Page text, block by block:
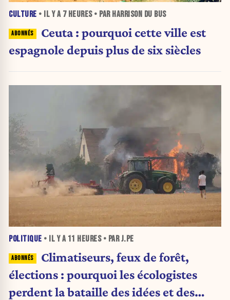
CULTURE • IL Y A 7 HEURES• PAR HARRISON DU BUS
Ceuta : pourquoi cette ville est
espagnole depuis plus de six siècles
POLITIQUE • IL Y A 11 HEURES• PAR J.PE
Climatiseurs, feux de forêt,
élections : pourquoi les écologistes
perdent la bataille des idées et des